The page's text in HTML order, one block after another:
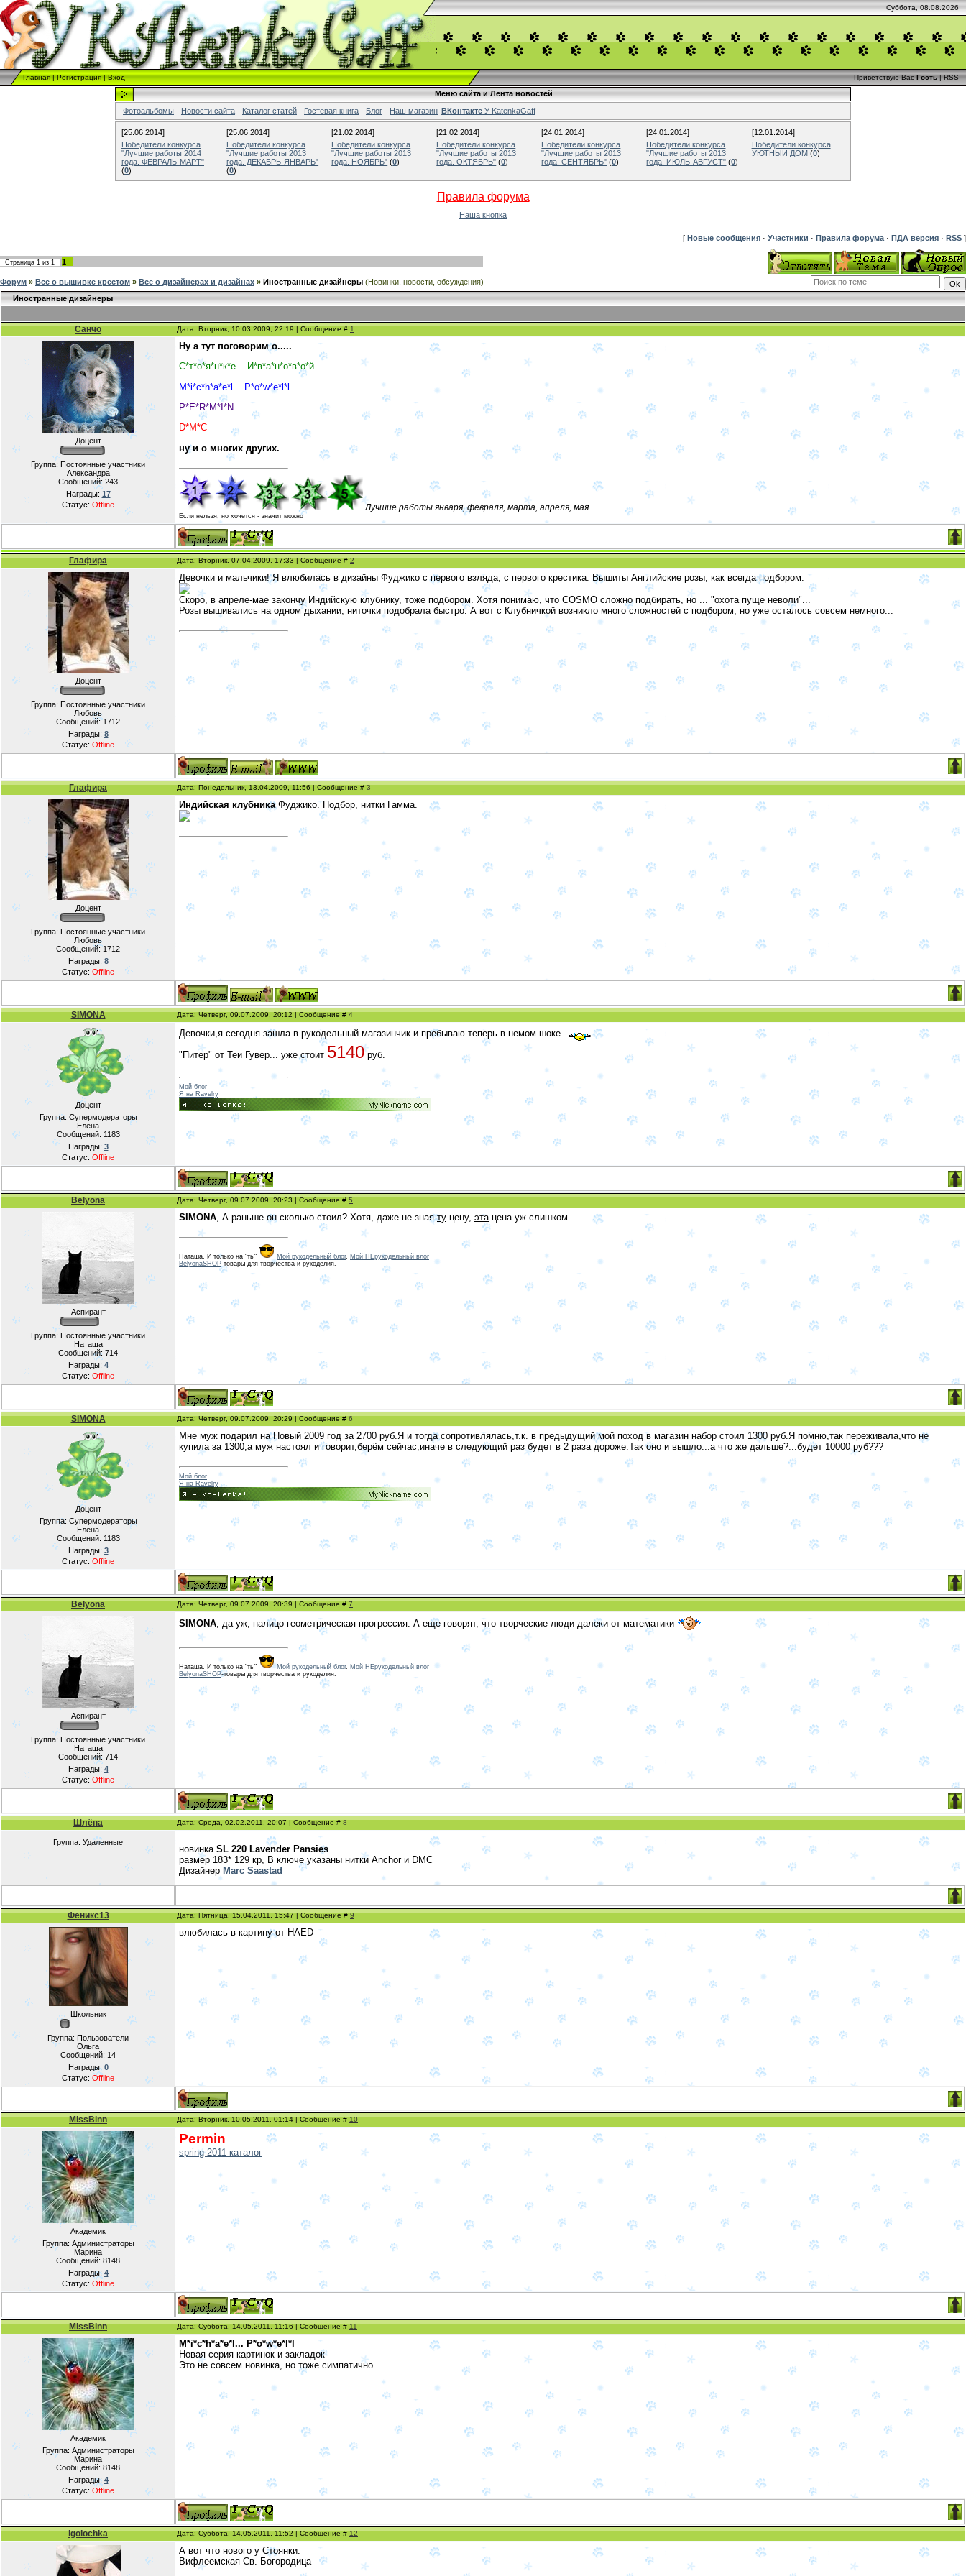
Суббота, 08.08.2026
Главная|Регистрация|Вход Приветствую Вас Гость|RSS
Меню сайта и Лента новостей
Фотоальбомы
Новости сайта Каталог статей Гостевая книга Блог Наш магазин ВКонтакте У KatenkaGaff
[25.06.2014]
Победители конкурса
"Лучшие работы 2014
года. ФЕВРАЛЬ-МАРТ"
(0)
[25.06.2014]
Победители конкурса
"Лучшие работы 2013
года. ДЕКАБРЬ-ЯНВАРЬ"
(0)
[21.02.2014]
Победители конкурса
"Лучшие работы 2013
года. НОЯБРЬ" (0)
[21.02.2014]
Победители конкурса
"Лучшие работы 2013
года. ОКТЯБРЬ" (0)
[24.01.2014]
Победители конкурса
"Лучшие работы 2013
года. СЕНТЯБРЬ" (0)
[24.01.2014]
Победители конкурса
"Лучшие работы 2013
года. ИЮЛЬ-АВГУСТ" (0)
[12.01.2014]
Победители конкурса
УЮТНЫЙ ДОМ (0)
Правила форума
Наша кнопка
[ Новые сообщения · Участники · Правила форума · ПДА версия · RSS ]
Страница 1 из 1 1
Форум » Все о вышивке крестом » Все о дизайнерах и дизайнах » Иностранные дизайнеры (Новинки, новости, обсуждения)
Иностранные дизайнеры
Санчо Дата: Вторник, 10.03.2009, 22:19 | Сообщение #1
Доцент
Группа: Постоянные участники
Александра
Сообщений: 243
Награды: 17
Статус: Offline
Ну а тут поговорим о.....
С*т*о*я*н*к*е... И*в*а*н*о*в*о*й
M*i*c*h*a*e*l... P*o*w*e*l*l
P*E*R*M*I*N
D*M*C
ну и о многих других.
Лучшие работы января, февраля, марта, апреля, мая
Если нельзя, но хочется - значит можно
Глафира Дата: Вторник, 07.04.2009, 17:33 | Сообщение #2
Доцент
Группа: Постоянные участники
Любовь
Сообщений:1712
Награды: 8
Статус: Offline
Девочки и мальчики! Я влюбилась в дизайны Фуджико с первого взляда, с первого крестика. Вышиты Английские розы, как всегда подбором.
Скоро, в апреле-мае закончу Индийскую клубнику, тоже подбором. Хотя понимаю, что COSMO сложно подбирать, но ... "охота пуще неволи"...
Розы вышивались на одном дыхании, ниточки подобрала быстро. А вот с Клубничкой возникло много сложностей с подбором, но уже осталось совсем немного...
Глафира Дата: Понедельник, 13.04.2009, 11:56 | Сообщение #3
Доцент
Группа: Постоянные участники
Любовь
Сообщений:1712
Награды: 8
Статус: Offline
Индийская клубника Фуджико. Подбор, нитки Гамма.
SIMONA Дата: Четверг, 09.07.2009, 20:12 | Сообщение #4
Доцент
Группа: Супермодераторы
Елена
Сообщений: 1183
Награды: 3
Статус: Offline
Девочки,я сегодня зашла в рукодельный магазинчик и пребываю теперь в немом шоке.
"Питер" от Теи Гувер... уже стоит 5140руб.
Мой блог
Я на Ravelry
Belyona Дата: Четверг, 09.07.2009, 20:23 | Сообщение #5
Аспирант
Группа: Постоянные участники
Наташа
Сообщений: 714
Награды: 4
Статус: Offline
SIMONA , А раньше он сколько стоил? Хотя, даже не знаяту цену, эта цена уж слишком...
Наташа. И только на "ты" Мой рукодельный блог. Мой НЕрукодельный влог
BelyonaSHOP-товары для творчества и рукоделия.
SIMONA Дата: Четверг, 09.07.2009, 20:29 | Сообщение #6
Доцент
Группа: Супермодераторы
Елена
Сообщений: 1183
Награды: 3
Статус: Offline
Мне муж подарил на Новый 2009 год за 2700 руб.Я и тогда сопротивлялась,т.к. в предыдущий мой поход в магазин набор стоил 1300 руб.Я помню,так переживала,что не
купила за 1300,а муж настоял и говорит,берём сейчас,иначе в следующий раз будет в 2 раза дороже.Так оно и вышло...а что же дальше?...будет 10000 руб???
Мой блог
Я на Ravelry
Belyona Дата: Четверг, 09.07.2009, 20:39 | Сообщение #7
Аспирант
Группа: Постоянные участники
Наташа
Сообщений: 714
Награды: 4
Статус: Offline
SIMONA, да уж, налицо геометрическая прогрессия. А еще говорят, что творческие люди далеки от математики
Наташа. И только на "ты" Мой рукодельный блог. Мой НЕрукодельный влог
BelyonaSHOP-товары для творчества и рукоделия.
Шлёпа Дата: Среда, 02.02.2011, 20:07 | Сообщение #8
Группа: Удаленные
новинка SL 220 Lavender Pansies
размер 183* 129 кр, В ключе указаны нитки Anchor и DMC
Дизайнер Marc Saastad
Феникс13 Дата: Пятница, 15.04.2011, 15:47 | Сообщение #9
Школьник
Группа: Пользователи
Ольга
Сообщений: 14
Награды: 0
Статус: Offline
влюбилась в картину от HAED
MissBinn Дата: Вторник, 10.05.2011, 01:14 | Сообщение #10
Академик
Группа: Администраторы
Марина
Сообщений: 8148
Награды: 4
Статус: Offline
Permin
spring 2011 каталог
MissBinn Дата: Суббота, 14.05.2011, 11:16 | Сообщение #11
Академик
Группа: Администраторы
Марина
Сообщений: 8148
Награды: 4
Статус: Offline
M*i*c*h*a*e*l... P*o*w*e*l*l
Новая серия картинок и закладок
Это не совсем новинка, но тоже симпатично
igolochka Дата: Суббота, 14.05.2011, 11:52 | Сообщение #12
А вот что нового у Стоянки.
Вифлеемская Св. Богородица